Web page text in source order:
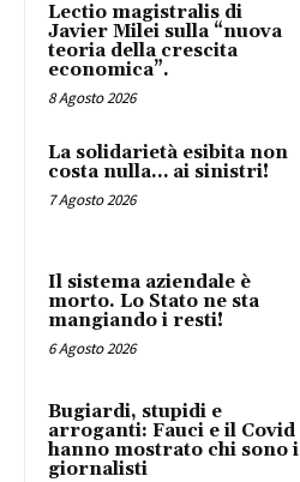
Lectio magistralis di
Javier Milei sulla “nuova
teoria della crescita
economica”.
8 Agosto 2026
La solidarietà esibita non
costa nulla… ai sinistri!
7 Agosto 2026
Il sistema aziendale è
morto. Lo Stato ne sta
mangiando i resti!
6 Agosto 2026
Bugiardi, stupidi e
arroganti: Fauci e il Covid
hanno mostrato chi sono i
giornalisti